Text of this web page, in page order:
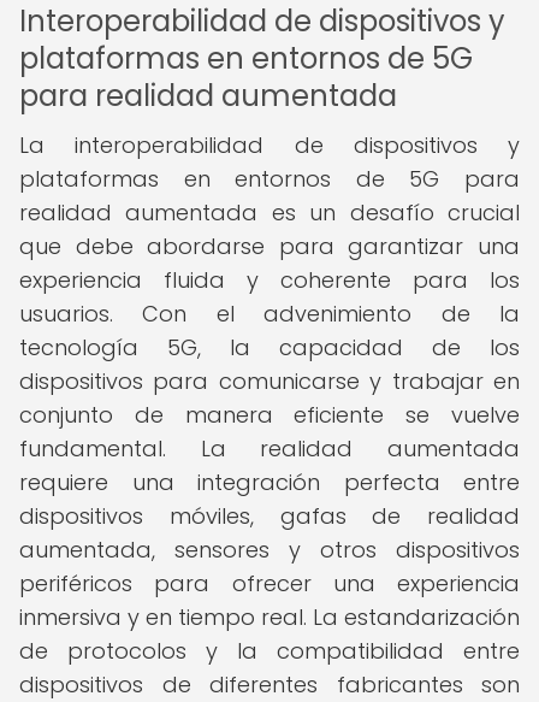
Interoperabilidad de dispositivos y
plataformas en entornos de 5G
para realidad aumentada
La interoperabilidad de dispositivos y
plataformas en entornos de 5G para
realidad aumentada es un desafío crucial
que debe abordarse para garantizar una
experiencia fluida y coherente para los
usuarios. Con el advenimiento de la
tecnología 5G, la capacidad de los
dispositivos para comunicarse y trabajar en
conjunto de manera eficiente se vuelve
fundamental. La realidad aumentada
requiere una integración perfecta entre
dispositivos móviles, gafas de realidad
aumentada, sensores y otros dispositivos
periféricos para ofrecer una experiencia
inmersiva y en tiempo real. La estandarización
de protocolos y la compatibilidad entre
dispositivos de diferentes fabricantes son